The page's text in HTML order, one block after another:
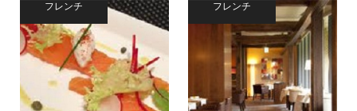
フレンチ フレンチ